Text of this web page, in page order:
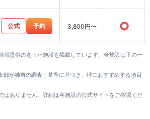
公式 予約 3,800円〜 ○
報提供のあった施設を掲載しています。全施設は下の一
が独自の調査・基準に基づき、特におすすめする項目
はありません。詳細は各施設の公式サイトをご確認くだ